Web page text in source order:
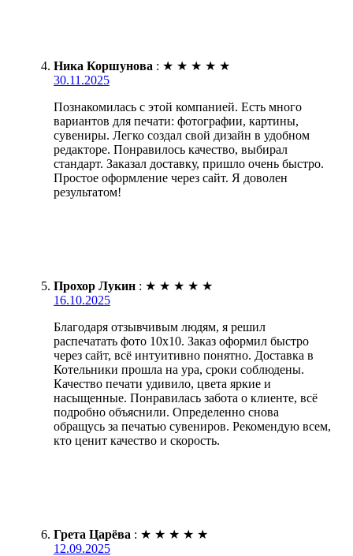
Ника Коршунова : ★ ★ ★ ★ ★
30.11.2025
Познакомилась с этой компанией. Есть много
вариантов для печати: фотографии, картины,
сувениры. Легко создал свой дизайн в удобном
редакторе. Понравилось качество, выбирал
стандарт. Заказал доставку, пришло очень быстро.
Простое оформление через сайт. Я доволен
результатом!
Прохор Лукин : ★ ★ ★ ★ ★
16.10.2025
Благодаря отзывчивым людям, я решил
распечатать фото 10х10. Заказ оформил быстро
через сайт, всё интуитивно понятно. Доставка в
Котельники прошла на ура, сроки соблюдены.
Качество печати удивило, цвета яркие и
насыщенные. Понравилась забота о клиенте, всё
подробно объяснили. Определенно снова
обращусь за печатью сувениров. Рекомендую всем,
кто ценит качество и скорость.
Грета Царёва : ★ ★ ★ ★ ★
12.09.2025